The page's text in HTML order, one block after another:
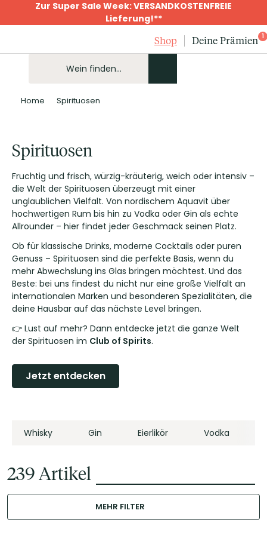
Zur Super Sale Week: VERSANDKOSTENFREIE
Lieferung!**
Shop
Deine Prämien 1
Home Spirituosen
Spirituosen
Fruchtig und frisch, würzig-kräuterig, weich oder intensiv –
die Welt der Spirituosen überzeugt mit einer
unglaublichen Vielfalt. Von nordischem Aquavit über
hochwertigen Rum bis hin zu Vodka oder Gin als echte
Allrounder – hier findet jeder Geschmack seinen Platz.
Ob für klassische Drinks, moderne Cocktails oder puren
Genuss – Spirituosen sind die perfekte Basis, wenn du
mehr Abwechslung ins Glas bringen möchtest. Und das
Beste: bei uns findest du nicht nur eine große Vielfalt an
internationalen Marken und besonderen Spezialitäten, die
deine Hausbar auf das nächste Level bringen.
👉 Lust auf mehr? Dann entdecke jetzt die ganze Welt
der Spirituosen im Club of Spirits.
Jetzt entdecken
Whisky Gin Eierlikör Vodka
239 Artikel
MEHR FILTER